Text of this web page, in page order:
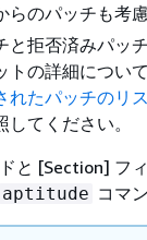
のパッチも考慮
と拒否済みパッ
トの詳細につい
れたパッチのリ
してください。
と [Section] フ
aptitude コマ